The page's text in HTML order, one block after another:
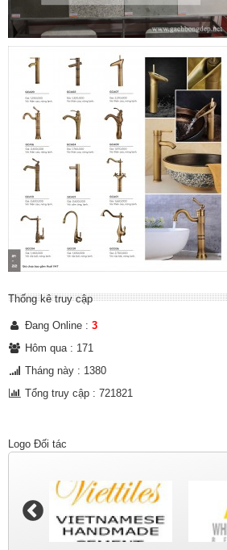
Thống kê truy cập
Đang Online : 3
Hôm qua : 171
Tháng này : 1380
Tổng truy cập : 721821
Logo Đối tác